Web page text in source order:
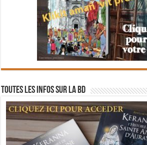
Toutes les infos sur la BD